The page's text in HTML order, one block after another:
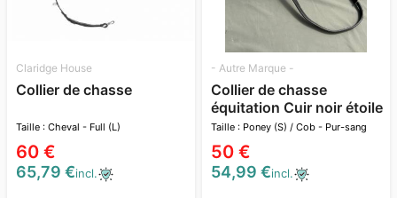
Claridge House
Collier de chasse
Taille : Cheval - Full (L)
60 €
65,79 €incl.
- Autre Marque -
Collier de chasse
équitation Cuir noir étoile
en métal
Taille : Poney (S) / Cob - Pur-sang
(M)
50 €
54,99 €incl.